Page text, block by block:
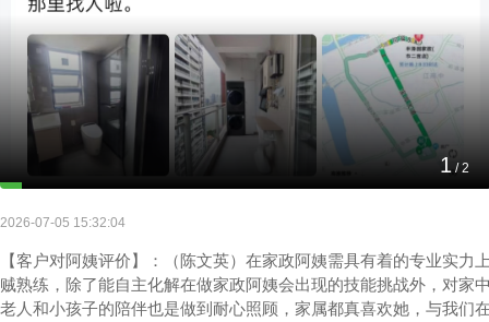
2 /2
要找清洁家政阿姨？找我们
2026-07-05 15:32:04
【客户对阿姨评价】：（陈文英）在家政阿姨需具有着的专业实力
贼熟练，除了能自主化解在做家政阿姨会出现的技能挑战外，对家
老人和小孩子的陪伴也是做到耐心照顾，家属都真喜欢她，与我们